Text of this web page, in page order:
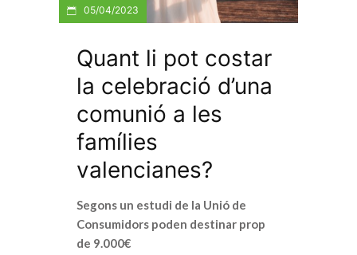
05/04/2023
Quant li pot costar
la celebració d’una
comunió a les
famílies
valencianes?
Segons un estudi de la Unió de
Consumidors poden destinar prop
de 9.000€